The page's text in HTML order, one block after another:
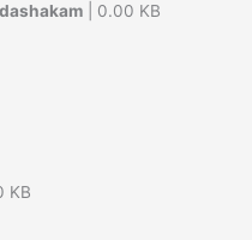
| 0.00 KB
KB